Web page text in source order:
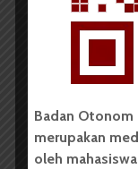
BERITA KAMPUS
Penelitian
Badan Otonom
merupakan
oleh